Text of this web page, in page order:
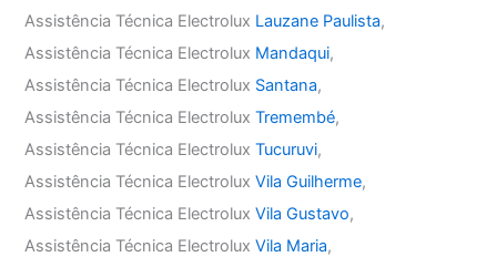
Assistência Técnica Electrolux Lauzane Paulista,
Assistência Técnica Electrolux Mandaqui,
Assistência Técnica Electrolux Santana,
Assistência Técnica ElectroluxTremembé,
Assistência Técnica ElectroluxTucuruvi,
Assistência Técnica ElectroluxVila Guilherme,
Assistência Técnica ElectroluxVila Gustavo,
Assistência Técnica ElectroluxVila Maria,